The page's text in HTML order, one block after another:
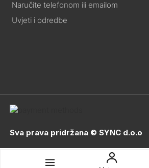
Naručite telefonom ili emailom
Uvjeti i odredbe
Sva prava pridržana © SYNC d.o.o